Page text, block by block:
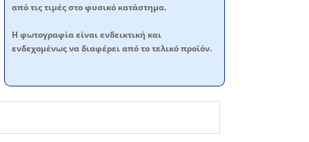
από τις τιμές στο φυσικό κατάστημα.
Η φωτογραφία είναι ενδεικτική και
ενδεχομένως να διαφέρει από το τελικό προϊόν.